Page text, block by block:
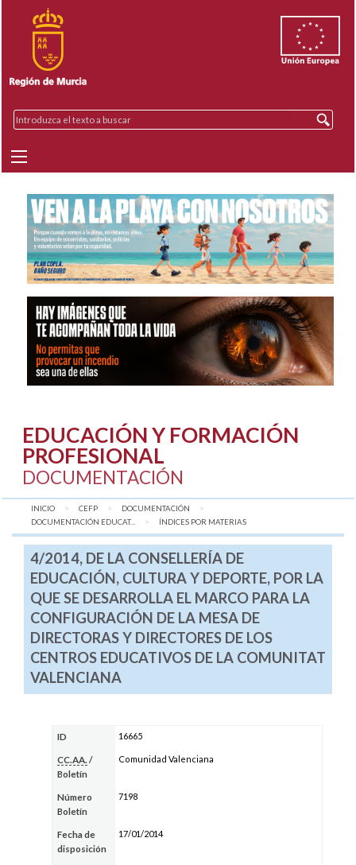
EDUCACIÓN Y FORMACIÓN
PROFESIONAL
DOCUMENTACIÓN
INICIO CEFP
DOCUMENTACIÓN
DOCUMENTACIÓN EDUCAT...
AQUÍ:
ÍNDICES POR MATERIAS
4/2014, DE LA CONSELLERÍA DE
EDUCACIÓN, CULTURA Y DEPORTE, POR LA
QUE SE DESARROLLA EL MARCO PARA LA
CONFIGURACIÓN DE LA MESA DE
DIRECTORAS Y DIRECTORES DE LOS
CENTROS EDUCATIVOS DE LA COMUNITAT
VALENCIANA
ID 16665
CC.AA. /
Boletín
Comunidad Valenciana
Número
Boletín
7198
Fecha de
disposición
17/01/2014